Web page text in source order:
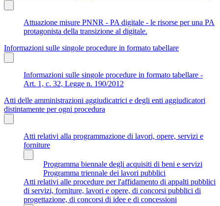
Attuazione misure PNNR - PA digitale - le risorse per una PA
protagonista della transizione al digitale.
Informazioni sulle singole procedure in formato tabellare
Informazioni sulle singole procedure in formato tabellare -
Art. 1, c. 32, Legge n. 190/2012
Atti delle amministrazioni aggiudicatrici e degli enti aggiudicatori
distintamente per ogni procedura
Atti relativi alla programmazione di lavori, opere, servizi e
forniture
Programma biennale degli acquisiti di beni e servizi
Programma triennale dei lavori pubblici
Atti relativi alle procedure per l'affidamento di appalti pubblici
di servizi, forniture, lavori e opere, di concorsi pubblici di
progettazione, di concorsi di idee e di concessioni